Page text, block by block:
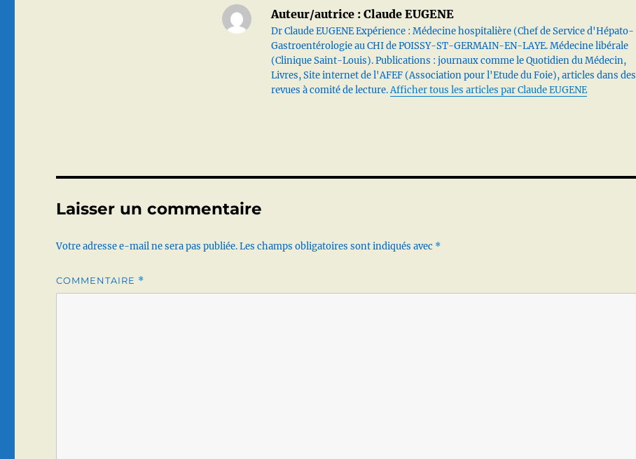
Auteur/autrice :Claude EUGENE
Dr Claude EUGENE Expérience : Médecine hospitalière (Chef de Service d'Hépato-
Gastroentérologie au CHI de POISSY-ST-GERMAIN-EN-LAYE. Médecine libérale
(Clinique Saint-Louis). Publications : journaux comme le Quotidien du Médecin,
Livres, Site internet de l'AFEF (Association pour l'Etude du Foie), articles dans des
revues à comité de lecture.Afficher tous les articles par Claude EUGENE
Laisser un commentaire
Votre adresse e-mail ne sera pas publiée.Les champs obligatoires sont indiqués avec *
COMMENTAIRE *